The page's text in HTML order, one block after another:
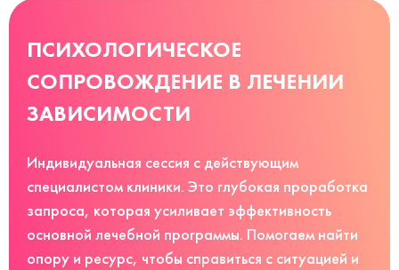
ПСИХОЛОГИЧЕСКОЕ
СОПРОВОЖДЕНИЕ В ЛЕЧЕНИИ
ЗАВИСИМОСТИ
Индивидуальная сессия с действующим
специалистом клиники. Это глубокая проработка
запроса, которая усиливает эффективность
основной лечебной программы. Помогаем найти
опору и ресурс, чтобы справиться с ситуацией и